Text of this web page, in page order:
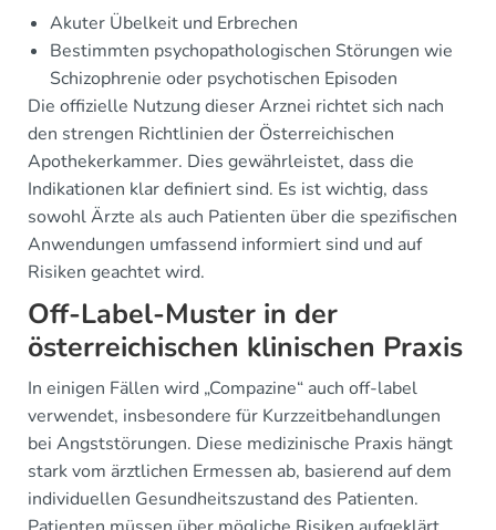
Akuter Übelkeit und Erbrechen
Bestimmten psychopathologischen Störungen wie
Schizophrenie oder psychotischen Episoden
Die offizielle Nutzung dieser Arznei richtet sich nach
den strengen Richtlinien der Österreichischen
Apothekerkammer. Dies gewährleistet, dass die
Indikationen klar definiert sind. Es ist wichtig, dass
sowohl Ärzte als auch Patienten über die spezifischen
Anwendungen umfassend informiert sind und auf
Risiken geachtet wird.
Off-Label-Muster in der
österreichischen klinischen Praxis
In einigen Fällen wird „Compazine“ auch off-label
verwendet, insbesondere für Kurzzeitbehandlungen
bei Angststörungen. Diese medizinische Praxis hängt
stark vom ärztlichen Ermessen ab, basierend auf dem
individuellen Gesundheitszustand des Patienten.